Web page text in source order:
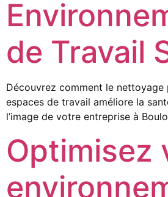
de Travail
Découvrez comment le
espaces de travail améliore la
l’image de votre entreprise à
Optimisez